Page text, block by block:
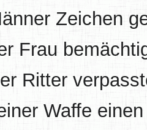
Zeichen
Frau
Ritter
Waffe